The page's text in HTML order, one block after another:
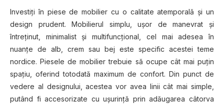
Investiţi în piese de mobilier cu o calitate atemporală şi un
design prudent. Mobilierul simplu, uşor de manevrat şi
întreţinut, minimalist şi multifuncţional, cel mai adesea în
nuanţe de alb, crem sau bej este specific acestei teme
nordice. Piesele de mobilier trebuie să ocupe cât mai puţin
spaţiu, oferind totodată maximum de confort. Din punct de
vedere al designului, acestea vor avea linii cât mai simple,
putând fi accesorizate cu uşurinţă prin adăugarea câtorva